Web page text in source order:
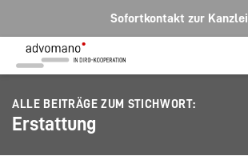
Sofortkontakt zur Kanzlei
Ihre Rechtsberatung in Hagen und Iserlohn
Ihr direkter Kontakt zu uns
Telefon Hagen
+49 2331 91599-0
ALLE BEITRÄGE ZUM STICHWORT:
Erstattung